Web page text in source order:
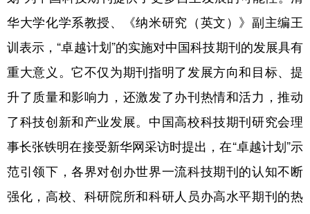
陕西 甘肃 青海 宁夏
English Español Français عربى
Русский язык 日本語 한국어
Deutsch Português
华大学化学系教授、《纳米研究（英文）》副主编王
训表示，“卓越计划”的实施对中国科技期刊的发展具有
重大意义。它不仅为期刊指明了发展方向和目标、提
升了质量和影响力，还激发了办刊热情和活力，推动
了科技创新和产业发展。中国高校科技期刊研究会理
事长张铁明在接受新华网采访时提出，在“卓越计划”示
范引领下，各界对创办世界一流科技期刊的认知不断
强化，高校、科研院所和科研人员办高水平期刊的热